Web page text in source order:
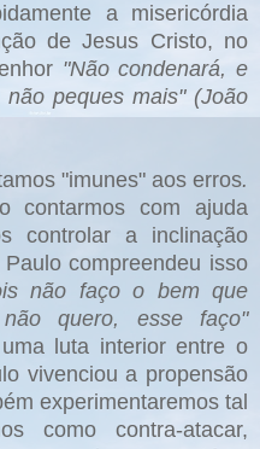
a misericórdia
de Jesus Cristo, no
"Não condenará, e
peques mais" (João
"imunes" aos erros.
contarmos com ajuda
controlar a inclinação
compreendeu isso
não faço o bem que
quero, esse faço"
luta interior entre o
vivenciou a propensão
experimentaremos tal
como contra-atacar,